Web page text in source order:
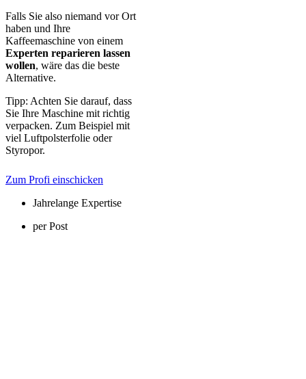
Falls Sie also niemand vor Ort
haben und Ihre
Kaffeemaschine von einem
Experten reparieren lassen
wollen, wäre das die beste
Alternative.
Tipp: Achten Sie darauf, dass
Sie Ihre Maschine mit richtig
verpacken. Zum Beispiel mit
viel Luftpolsterfolie oder
Styropor.
Zum Profi einschicken
Jahrelange Expertise
per Post